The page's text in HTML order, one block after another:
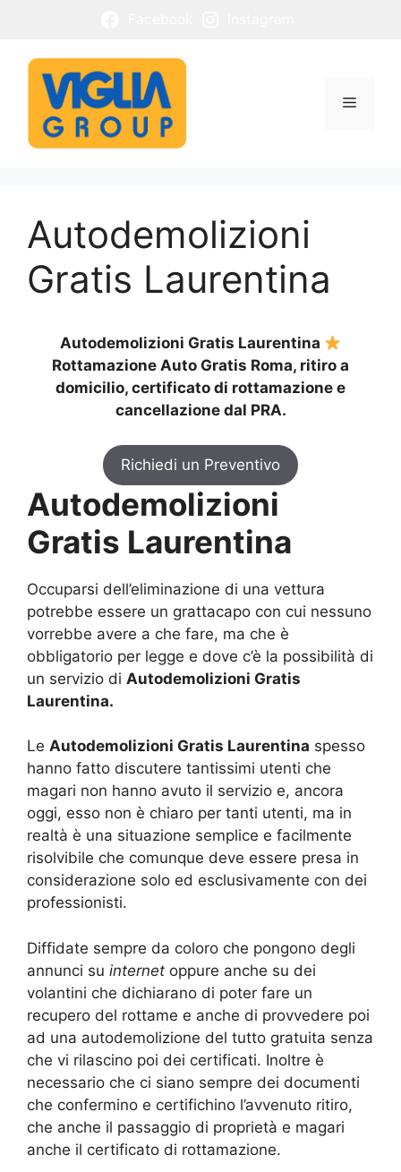
contenuto
Menu
Autodemolizioni
Gratis Laurentina
Autodemolizioni Gratis Laurentina
Rottamazione Auto Gratis Roma, ritiro a
domicilio, certificato di rottamazione e
cancellazione dal PRA.
Richiedi un Preventivo
Autodemolizioni
Gratis Laurentina
Occuparsi dell’eliminazione di una vettura
potrebbe essere un grattacapo con cui nessuno
vorrebbe avere a che fare, ma che è
obbligatorio per legge e dove c’è la possibilità di
un servizio di Autodemolizioni Gratis
Laurentina.
Le Autodemolizioni Gratis Laurentina spesso
hanno fatto discutere tantissimi utenti che
magari non hanno avuto il servizio e, ancora
oggi, esso non è chiaro per tanti utenti, ma in
realtà è una situazione semplice e facilmente
risolvibile che comunque deve essere presa in
considerazione solo ed esclusivamente con dei
professionisti.
Diffidate sempre da coloro che pongono degli
annunci su internet oppure anche su dei
volantini che dichiarano di poter fare un
recupero del rottame e anche di provvedere poi
ad una autodemolizione del tutto gratuita senza
che vi rilascino poi dei certificati. Inoltre è
necessario che ci siano sempre dei documenti
che confermino e certifichino l’avvenuto ritiro,
che anche il passaggio di proprietà e magari
anche il certificato di rottamazione.